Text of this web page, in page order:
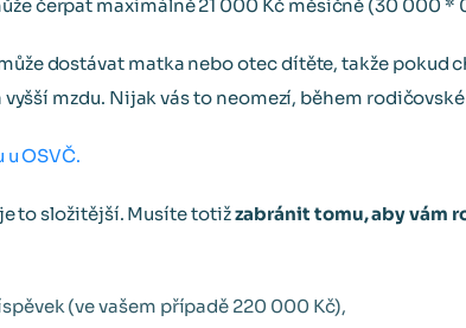
čerpat maximálně 21 000 Kč měsíčně (30 000 *
dostávat matka nebo otec dítěte, takže pokud
mzdu. Nijak vás to neomezí, během
OSVČ.
to složitější. Musíte totižzabránit tomu, aby vám
(ve vašem případě 220 000 Kč),